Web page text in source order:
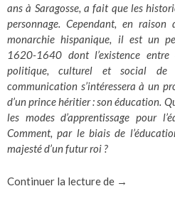
ans à Saragosse, a fait que les
personnage. Cependant, en
monarchie hispanique, il est un
1620-1640 dont l’existence
politique, culturel et social de
communication s’intéressera à un
d’un prince héritier : son éducation.
les modes d’apprentissage pour
Comment, par le biais de
majesté d’un futur roi ?
Continuer la lecture de La
→